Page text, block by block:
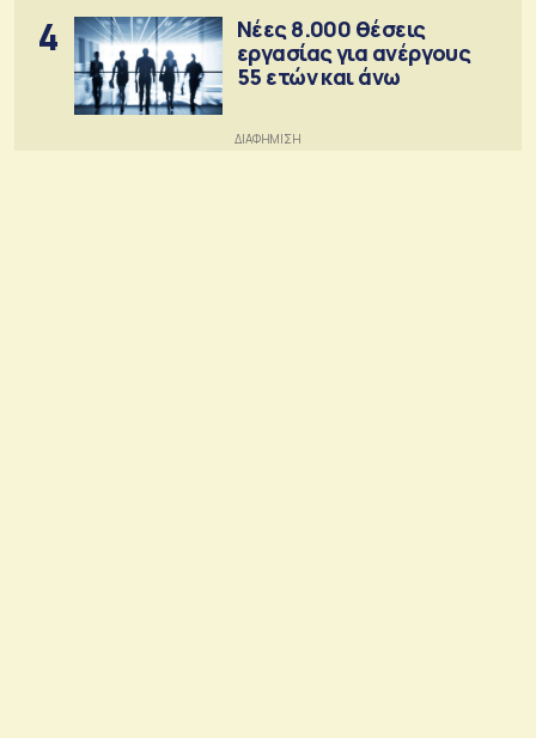
4
Νέες 8.000 θέσεις
εργασίας για ανέργους
55 ετών και άνω